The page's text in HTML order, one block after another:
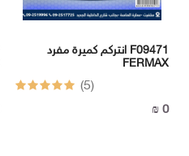
انتركم كميرة مفرد F09471
FERMAX
(5)
0 ₪